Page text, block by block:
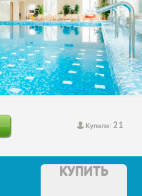
Купили: 21
КУПИТЬ